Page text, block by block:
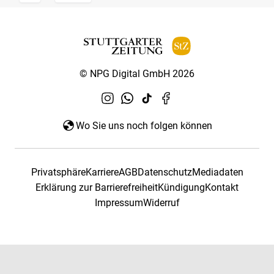
© NPG Digital GmbH 2026
Wo Sie uns noch folgen können
PrivatsphäreKarriereAGBDatenschutzMediadaten
Erklärung zur BarrierefreiheitKündigungKontakt
ImpressumWiderruf